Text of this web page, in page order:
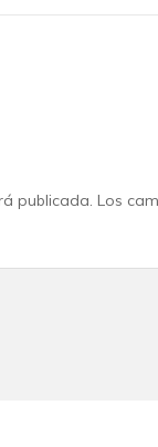
publicada. Los